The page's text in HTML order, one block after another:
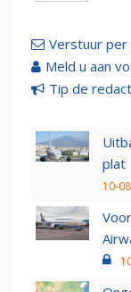
Verstuur per
Meld u aan
Tip de
plat
10-